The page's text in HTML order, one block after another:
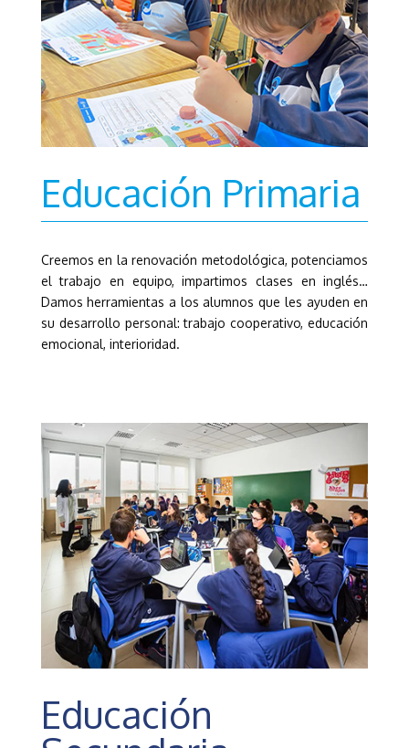
Educación Primaria
Creemos en la renovación metodológica, potenciamos
el trabajo en equipo, impartimos clases en inglés…
Damos herramientas a los alumnos que les ayuden en
su desarrollo personal: trabajo cooperativo, educación
emocional, interioridad.
Educación